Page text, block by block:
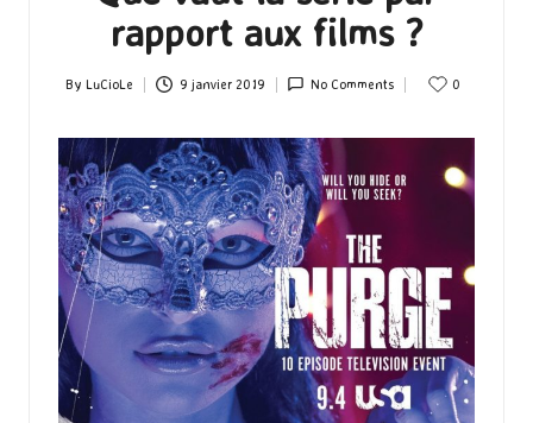
rapport aux films ?
Posted
By LuCioLe 9 janvier 2019 No Comments 0